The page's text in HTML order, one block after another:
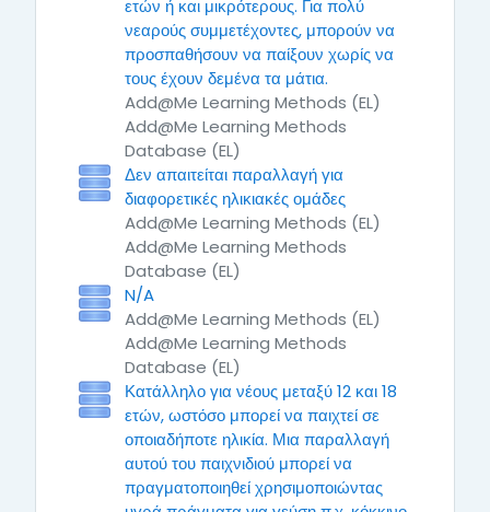
ετών ή και μικρότερους. Για πολύ
νεαρούς συμμετέχοντες, μπορούν να
προσπαθήσουν να παίξουν χωρίς να
τους έχουν δεμένα τα μάτια.
Add@Me Learning Methods (EL)
Add@Me Learning Methods
Database (EL)
Δεν απαιτείται παραλλαγή για
διαφορετικές ηλικιακές ομάδες
Add@Me Learning Methods (EL)
Add@Me Learning Methods
Database (EL)
N/A
Add@Me Learning Methods (EL)
Add@Me Learning Methods
Database (EL)
Κατάλληλο για νέους μεταξύ 12 και 18
ετών, ωστόσο μπορεί να παιχτεί σε
οποιαδήποτε ηλικία. Μια παραλλαγή
αυτού του παιχνιδιού μπορεί να
πραγματοποιηθεί χρησιμοποιώντας